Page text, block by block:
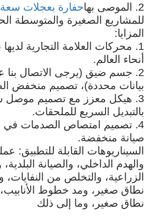
2. الموصى بها حفارة بعجلات سعة 7.5 طن
للمشاريع الصغيرة والمتوسطة
المزايا:
1. محركات العلامة التجارية
أنحاء العالم.
2. جسم ضيق (يرجى الاتصال
بيانات محددة)، تصميم منخفض
3. هيكل معزز مع تصميم موصل
بالتبديل السريع للملحقات.
4. تصميم امتصاص الصدمات في
صيانة منخفضة.
السيناريوهات القابلة للتطبيق:
والهدم الداخلي، والصيانة
الزراعية، والتخلص من النفايات،
نطاق صغير، ومد خطوط الأنابيب،
نطاق صغير، وما إلى ذلك